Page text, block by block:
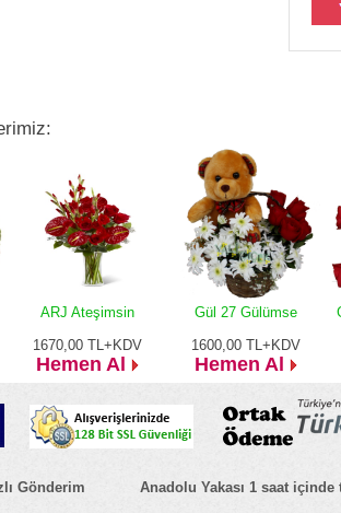
ARJ Ateşimsin
1670,00 TL+KDV
Hemen Al
Gül 27 Gülümse
1600,00 TL+KDV
Hemen Al
Gönderim Anadolu Yakası 1 saat içinde